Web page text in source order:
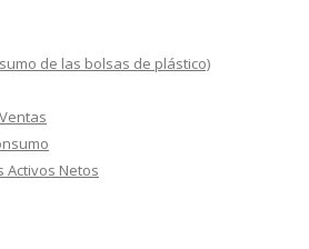
de las bolsas de plástico)
Activos Netos